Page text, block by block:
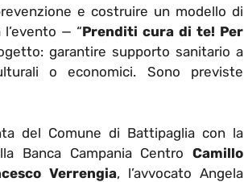
e costruire un modello di
— “Prenditi cura di te! Per
garantire supporto sanitario a
o economici. Sono previste
del Comune di Battipaglia con la
Banca Campania CentroCamillo
Verrengia, l’avvocato Angela